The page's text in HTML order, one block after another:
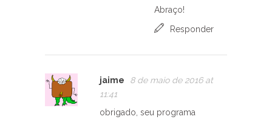
Abraço!
Responder
jaime
8 de maio de 2016 at
11:41
obrigado, seu programa